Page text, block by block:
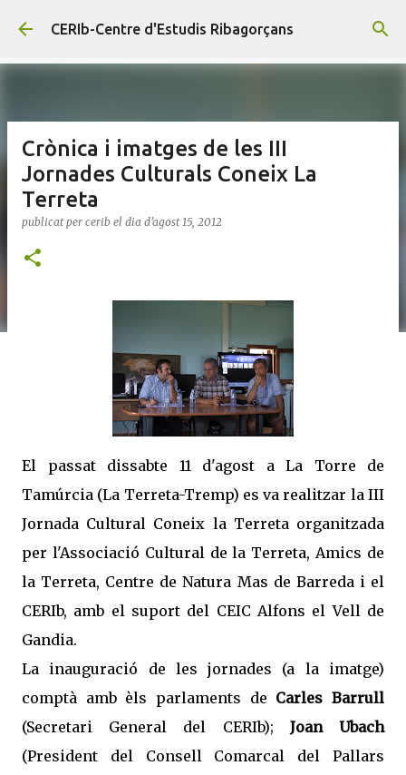
Salta al contingut principal
CERIb-Centre d'Estudis Ribagorçans
Crònica i imatges de les III
Jornades Culturals Coneix La
Terreta
publicat per cerib el dia d’agost 15, 2012
El passat dissabte 11 d'agost a La Torre de
Tamúrcia (La Terreta-Tremp) es va realitzar la III
Jornada Cultural Coneix la Terreta organitzada
per l'Associació Cultural de la Terreta, Amics de
la Terreta, Centre de Natura Mas de Barreda i el
CERIb, amb el suport del CEIC Alfons el Vell de
Gandia.
La inauguració de les jornades (a la imatge)
comptà amb èls parlaments de Carles Barrull
(Secretari General del CERIb); Joan Ubach
(President del Consell Comarcal del Pallars